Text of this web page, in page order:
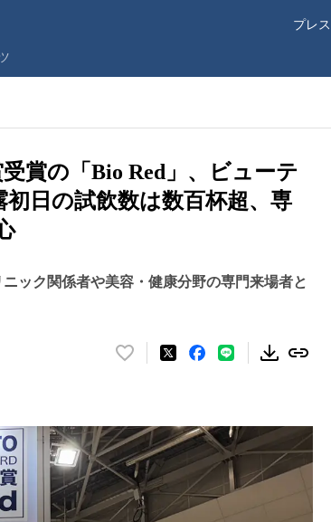
プレ
賞の「Bio Red」、ビューテ
日の試飲数は数百杯超、専
ック関係者や美容・健康分野の専門来場者と
い
数
を
読
み
込